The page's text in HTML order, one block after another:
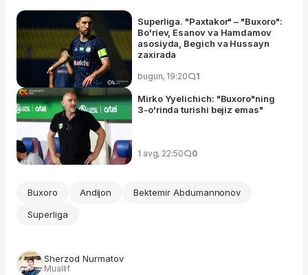
Superliga. "Paxtakor" – "Buxoro":
Bo'riev, Esanov va Hamdamov
asosiyda, Begich va Hussayn
zaxirada
bugun, 19:20 1
Mirko Yyelichich: "Buxoro"ning
3-o'rinda turishi bejiz emas"
1 avg, 22:50 0
Buxoro Andijon
Bektemir Abdumannonov
Superliga
Sherzod Nurmatov
Muallif